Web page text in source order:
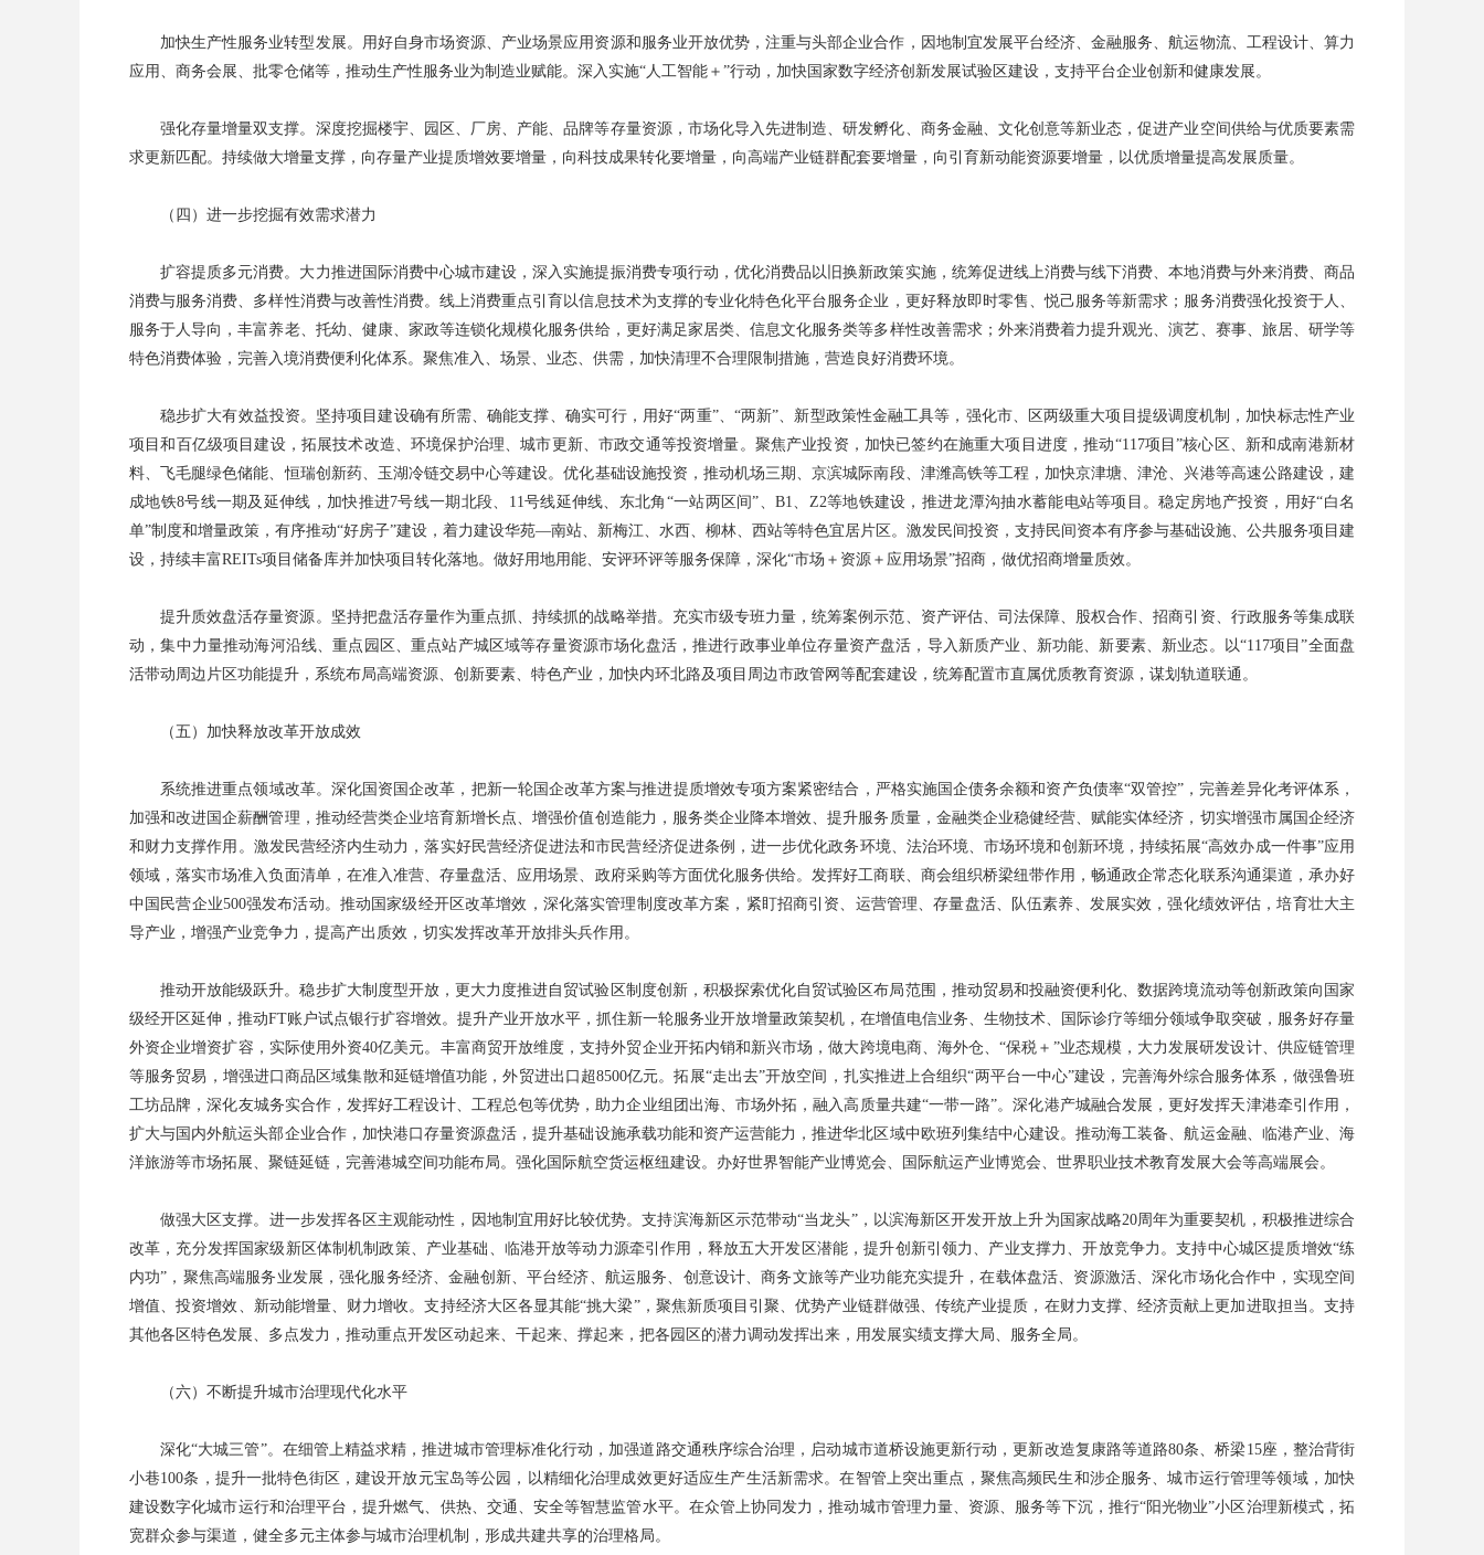
加快生产性服务业转型发展。用好自身市场资源、产业场景应用资源和服务业开放优势，注重与头部企业合作，因地制宜发展平台经济、金融服务、航运物流、工程设计、算力
应用、商务会展、批零仓储等，推动生产性服务业为制造业赋能。深入实施“人工智能＋”行动，加快国家数字经济创新发展试验区建设，支持平台企业创新和健康发展。
强化存量增量双支撑。深度挖掘楼宇、园区、厂房、产能、品牌等存量资源，市场化导入先进制造、研发孵化、商务金融、文化创意等新业态，促进产业空间供给与优质要素需
求更新匹配。持续做大增量支撑，向存量产业提质增效要增量，向科技成果转化要增量，向高端产业链群配套要增量，向引育新动能资源要增量，以优质增量提高发展质量。
（四）进一步挖掘有效需求潜力
扩容提质多元消费。大力推进国际消费中心城市建设，深入实施提振消费专项行动，优化消费品以旧换新政策实施，统筹促进线上消费与线下消费、本地消费与外来消费、商品
消费与服务消费、多样性消费与改善性消费。线上消费重点引育以信息技术为支撑的专业化特色化平台服务企业，更好释放即时零售、悦己服务等新需求；服务消费强化投资于人、
服务于人导向，丰富养老、托幼、健康、家政等连锁化规模化服务供给，更好满足家居类、信息文化服务类等多样性改善需求；外来消费着力提升观光、演艺、赛事、旅居、研学等
特色消费体验，完善入境消费便利化体系。聚焦准入、场景、业态、供需，加快清理不合理限制措施，营造良好消费环境。
稳步扩大有效益投资。坚持项目建设确有所需、确能支撑、确实可行，用好“两重”、“两新”、新型政策性金融工具等，强化市、区两级重大项目提级调度机制，加快标志性产业
项目和百亿级项目建设，拓展技术改造、环境保护治理、城市更新、市政交通等投资增量。聚焦产业投资，加快已签约在施重大项目进度，推动“117项目”核心区、新和成南港新材
料、飞毛腿绿色储能、恒瑞创新药、玉湖冷链交易中心等建设。优化基础设施投资，推动机场三期、京滨城际南段、津潍高铁等工程，加快京津塘、津沧、兴港等高速公路建设，建
成地铁8号线一期及延伸线，加快推进7号线一期北段、11号线延伸线、东北角“一站两区间”、B1、Z2等地铁建设，推进龙潭沟抽水蓄能电站等项目。稳定房地产投资，用好“白名
单”制度和增量政策，有序推动“好房子”建设，着力建设华苑—南站、新梅江、水西、柳林、西站等特色宜居片区。激发民间投资，支持民间资本有序参与基础设施、公共服务项目建
设，持续丰富REITs项目储备库并加快项目转化落地。做好用地用能、安评环评等服务保障，深化“市场＋资源＋应用场景”招商，做优招商增量质效。
提升质效盘活存量资源。坚持把盘活存量作为重点抓、持续抓的战略举措。充实市级专班力量，统筹案例示范、资产评估、司法保障、股权合作、招商引资、行政服务等集成联
动，集中力量推动海河沿线、重点园区、重点站产城区域等存量资源市场化盘活，推进行政事业单位存量资产盘活，导入新质产业、新功能、新要素、新业态。以“117项目”全面盘
活带动周边片区功能提升，系统布局高端资源、创新要素、特色产业，加快内环北路及项目周边市政管网等配套建设，统筹配置市直属优质教育资源，谋划轨道联通。
（五）加快释放改革开放成效
系统推进重点领域改革。深化国资国企改革，把新一轮国企改革方案与推进提质增效专项方案紧密结合，严格实施国企债务余额和资产负债率“双管控”，完善差异化考评体系，
加强和改进国企薪酬管理，推动经营类企业培育新增长点、增强价值创造能力，服务类企业降本增效、提升服务质量，金融类企业稳健经营、赋能实体经济，切实增强市属国企经济
和财力支撑作用。激发民营经济内生动力，落实好民营经济促进法和市民营经济促进条例，进一步优化政务环境、法治环境、市场环境和创新环境，持续拓展“高效办成一件事”应用
领域，落实市场准入负面清单，在准入准营、存量盘活、应用场景、政府采购等方面优化服务供给。发挥好工商联、商会组织桥梁纽带作用，畅通政企常态化联系沟通渠道，承办好
中国民营企业500强发布活动。推动国家级经开区改革增效，深化落实管理制度改革方案，紧盯招商引资、运营管理、存量盘活、队伍素养、发展实效，强化绩效评估，培育壮大主
导产业，增强产业竞争力，提高产出质效，切实发挥改革开放排头兵作用。
推动开放能级跃升。稳步扩大制度型开放，更大力度推进自贸试验区制度创新，积极探索优化自贸试验区布局范围，推动贸易和投融资便利化、数据跨境流动等创新政策向国家
级经开区延伸，推动FT账户试点银行扩容增效。提升产业开放水平，抓住新一轮服务业开放增量政策契机，在增值电信业务、生物技术、国际诊疗等细分领域争取突破，服务好存量
外资企业增资扩容，实际使用外资40亿美元。丰富商贸开放维度，支持外贸企业开拓内销和新兴市场，做大跨境电商、海外仓、“保税＋”业态规模，大力发展研发设计、供应链管理
等服务贸易，增强进口商品区域集散和延链增值功能，外贸进出口超8500亿元。拓展“走出去”开放空间，扎实推进上合组织“两平台一中心”建设，完善海外综合服务体系，做强鲁班
工坊品牌，深化友城务实合作，发挥好工程设计、工程总包等优势，助力企业组团出海、市场外拓，融入高质量共建“一带一路”。深化港产城融合发展，更好发挥天津港牵引作用，
扩大与国内外航运头部企业合作，加快港口存量资源盘活，提升基础设施承载功能和资产运营能力，推进华北区域中欧班列集结中心建设。推动海工装备、航运金融、临港产业、海
洋旅游等市场拓展、聚链延链，完善港城空间功能布局。强化国际航空货运枢纽建设。办好世界智能产业博览会、国际航运产业博览会、世界职业技术教育发展大会等高端展会。
做强大区支撑。进一步发挥各区主观能动性，因地制宜用好比较优势。支持滨海新区示范带动“当龙头”，以滨海新区开发开放上升为国家战略20周年为重要契机，积极推进综合
改革，充分发挥国家级新区体制机制政策、产业基础、临港开放等动力源牵引作用，释放五大开发区潜能，提升创新引领力、产业支撑力、开放竞争力。支持中心城区提质增效“练
内功”，聚焦高端服务业发展，强化服务经济、金融创新、平台经济、航运服务、创意设计、商务文旅等产业功能充实提升，在载体盘活、资源激活、深化市场化合作中，实现空间
增值、投资增效、新动能增量、财力增收。支持经济大区各显其能“挑大梁”，聚焦新质项目引聚、优势产业链群做强、传统产业提质，在财力支撑、经济贡献上更加进取担当。支持
其他各区特色发展、多点发力，推动重点开发区动起来、干起来、撑起来，把各园区的潜力调动发挥出来，用发展实绩支撑大局、服务全局。
（六）不断提升城市治理现代化水平
深化“大城三管”。在细管上精益求精，推进城市管理标准化行动，加强道路交通秩序综合治理，启动城市道桥设施更新行动，更新改造复康路等道路80条、桥梁15座，整治背街
小巷100条，提升一批特色街区，建设开放元宝岛等公园，以精细化治理成效更好适应生产生活新需求。在智管上突出重点，聚焦高频民生和涉企服务、城市运行管理等领域，加快
建设数字化城市运行和治理平台，提升燃气、供热、交通、安全等智慧监管水平。在众管上协同发力，推动城市管理力量、资源、服务等下沉，推行“阳光物业”小区治理新模式，拓
宽群众参与渠道，健全多元主体参与城市治理机制，形成共建共享的治理格局。